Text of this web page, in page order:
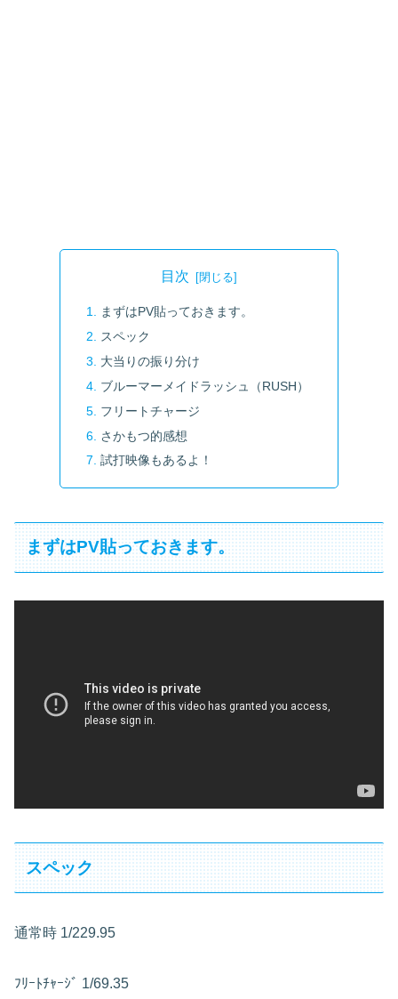
目次
まずはPV貼っておきます。
スペック
大当りの振り分け
ブルーマーメイドラッシュ（RUSH）
フリートチャージ
さかもつ的感想
試打映像もあるよ！
まずはPV貼っておきます。
スペック
通常時 1/229.95
ﾌﾘｰﾄﾁｬｰｼﾞ 1/69.35